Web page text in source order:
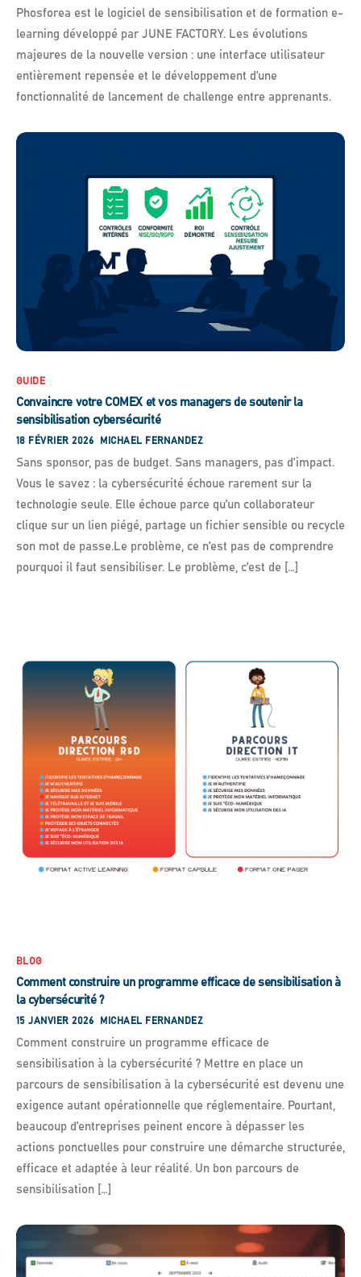
Phosforea est le logiciel de sensibilisation et de formation e-
learning développé par JUNE FACTORY. Les évolutions
majeures de la nouvelle version : une interface utilisateur
entièrement repensée et le développement d’une
fonctionnalité de lancement de challenge entre apprenants.
GUIDE
Convaincre votre COMEX et vos managers de soutenir la
sensibilisation cybersécurité
18 FÉVRIER 2026 MICHAEL FERNANDEZ
Sans sponsor, pas de budget. Sans managers, pas d’impact.
Vous le savez : la cybersécurité échoue rarement sur la
technologie seule. Elle échoue parce qu’un collaborateur
clique sur un lien piégé, partage un fichier sensible ou recycle
son mot de passe.Le problème, ce n’est pas de comprendre
pourquoi il faut sensibiliser. Le problème, c’est de […]
BLOG
Comment construire un programme efficace de sensibilisation à
la cybersécurité ?
15 JANVIER 2026 MICHAEL FERNANDEZ
Comment construire un programme efficace de
sensibilisation à la cybersécurité ? Mettre en place un
parcours de sensibilisation à la cybersécurité est devenu une
exigence autant opérationnelle que réglementaire. Pourtant,
beaucoup d’entreprises peinent encore à dépasser les
actions ponctuelles pour construire une démarche structurée,
efficace et adaptée à leur réalité. Un bon parcours de
sensibilisation […]